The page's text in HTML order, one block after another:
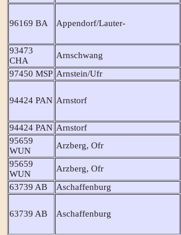
96169 BA Appendorf/Lauter-
93473
CHA
Arnschwang
97450 MSP Arnstein/Ufr
94424 PAN Arnstorf
94424 PAN Arnstorf
95659
WUN
Arzberg, Ofr
95659
WUN
Arzberg, Ofr
63739 AB
Aschaffenburg
63739 AB Aschaffenburg